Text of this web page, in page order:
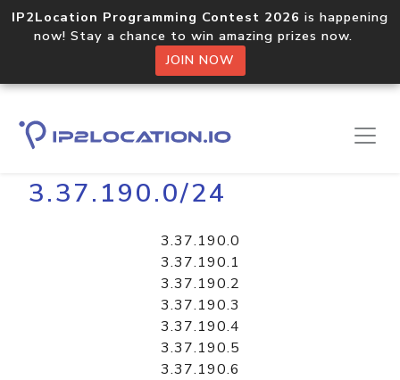
IP2Location Programming Contest 2026 is happening
now! Stay a chance to win amazing prizes now.
JOIN NOW
Home Libraries
3.37.190.0/24
3.37.190.0
3.37.190.1
3.37.190.2
3.37.190.3
3.37.190.4
3.37.190.5
3.37.190.6